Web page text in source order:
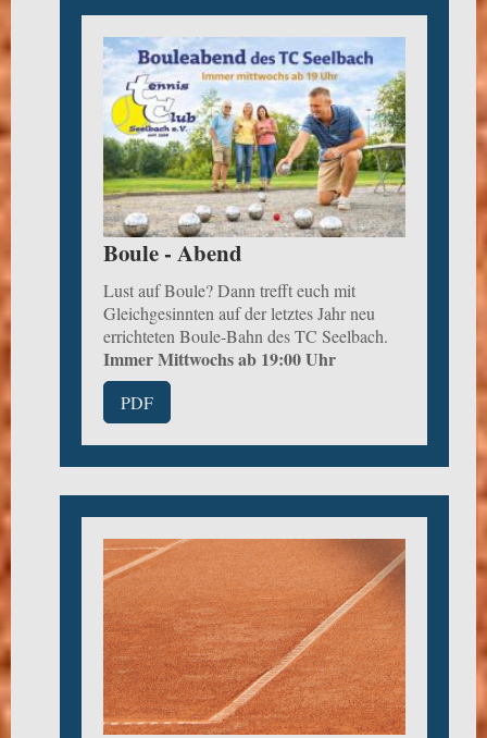
Boule - Abend
Lust auf Boule? Dann trefft euch mit
Gleichgesinnten auf der letztes Jahr neu
errichteten Boule-Bahn des TC Seelbach.
Immer Mittwochs ab 19:00 Uhr
PDF